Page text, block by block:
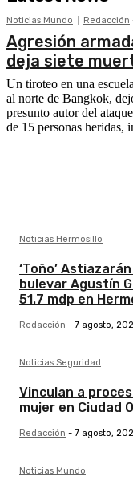
Noticias Mundo Redacción
Agresión
deja siete
Un tiroteo en una
al norte de Bangkok,
presunto autor del
de 15 personas heridas,
Noticias Hermosillo
‘Toño’
bulevar Agustín
51.7 mdp en
Redacción - 7 agosto,
Noticias Seguridad
Vinculan a
mujer en Ciudad
Redacción - 7 agosto,
Noticias Mundo